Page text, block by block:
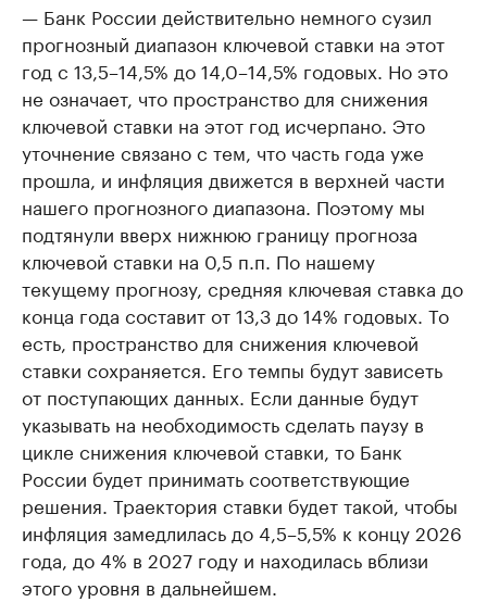
— Банк России действительно немного сузил
прогнозный диапазон ключевой ставки на этот
год с 13,5–14,5% до 14,0–14,5% годовых. Но это
не означает, что пространство для снижения
ключевой ставки на этот год исчерпано. Это
уточнение связано с тем, что часть года уже
прошла, и инфляция движется в верхней части
нашего прогнозного диапазона. Поэтому мы
подтянули вверх нижнюю границу прогноза
ключевой ставки на 0,5 п.п. По нашему
текущему прогнозу, средняя ключевая ставка до
конца года составит от 13,3 до 14% годовых. То
есть, пространство для снижения ключевой
ставки сохраняется. Его темпы будут зависеть
от поступающих данных. Если данные будут
указывать на необходимость сделать паузу в
цикле снижения ключевой ставки, то Банк
России будет принимать соответствующие
решения. Траектория ставки будет такой, чтобы
инфляция замедлилась до 4,5–5,5% к концу 2026
года, до 4% в 2027 году и находилась вблизи
этого уровня в дальнейшем.